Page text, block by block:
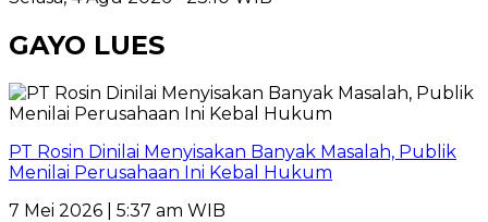
GAYO LUES
PT Rosin Dinilai Menyisakan Banyak Masalah, Publik
Menilai Perusahaan Ini Kebal Hukum
7 Mei 2026 | 5:37 am WIB